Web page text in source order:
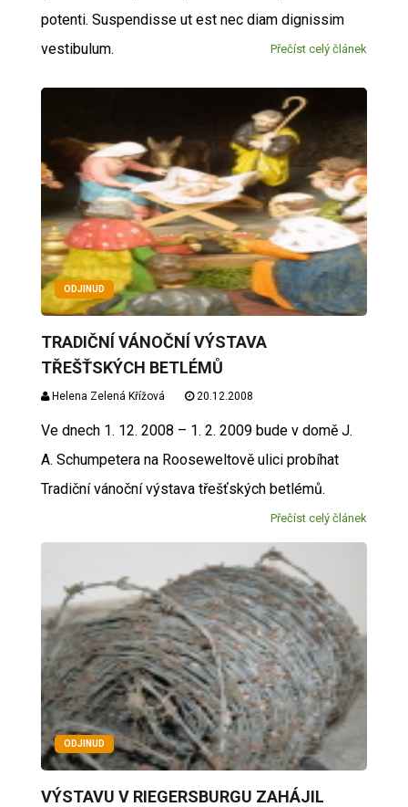
potenti. Suspendisse ut est nec diam dignissim
vestibulum.
Přečíst celý článek
ODJINUD
TRADIČNÍ VÁNOČNÍ VÝSTAVA
TŘEŠŤSKÝCH BETLÉMŮ
Helena Zelená Křížová 20.12.2008
Ve dnech 1. 12. 2008 – 1. 2. 2009 bude v domě J.
A. Schumpetera na Rooseweltově ulici probíhat
Tradiční vánoční výstava třešťských betlémů.
Přečíst celý článek
ODJINUD
VÝSTAVU V RIEGERSBURGU ZAHÁJIL